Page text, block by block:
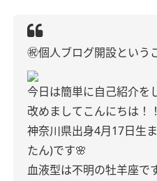
㊗️個人ブログ開設という
今日は簡単に自己紹介を
改めましてこんにちは！！
神奈川県出身4月17日生
たん)です🌸
血液型は不明の牡羊座で